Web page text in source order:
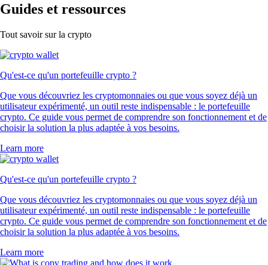
Guides et ressources
Tout savoir sur la crypto
Qu'est-ce qu'un portefeuille crypto ?
Que vous découvriez les cryptomonnaies ou que vous soyez déjà un
utilisateur expérimenté, un outil reste indispensable : le portefeuille
crypto. Ce guide vous permet de comprendre son fonctionnement et de
choisir la solution la plus adaptée à vos besoins.
Learn more
Qu'est-ce qu'un portefeuille crypto ?
Que vous découvriez les cryptomonnaies ou que vous soyez déjà un
utilisateur expérimenté, un outil reste indispensable : le portefeuille
crypto. Ce guide vous permet de comprendre son fonctionnement et de
choisir la solution la plus adaptée à vos besoins.
Learn more